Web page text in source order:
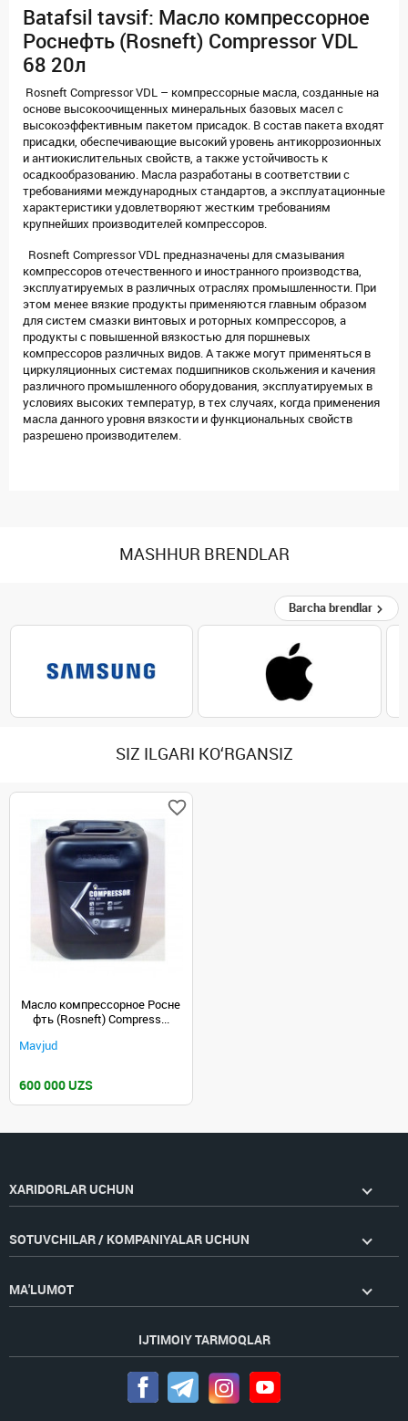
Batafsil tavsif: Масло компрессорное
Роснефть (Rosneft) Compressor VDL
68 20л
Rosneft Compressor VDL – компрессорные масла, созданные на
основе высокоочищенных минеральных базовых масел с
высокоэффективным пакетом присадок. В состав пакета входят
присадки, обеспечивающие высокий уровень антикоррозионных
и антиокислительных свойств, а также устойчивость к
осадкообразованию. Масла разработаны в соответствии с
требованиями международных стандартов, а эксплуатационные
характеристики удовлетворяют жестким требованиям
крупнейших производителей компрессоров.
Rosneft Compressor VDL предназначены для смазывания
компрессоров отечественного и иностранного производства,
эксплуатируемых в различных отраслях промышленности. При
этом менее вязкие продукты применяются главным образом
для систем смазки винтовых и роторных компрессоров, а
продукты с повышенной вязкостью для поршневых
компрессоров различных видов. А также могут применяться в
циркуляционных системах подшипников скольжения и качения
различного промышленного оборудования, эксплуатируемых в
условиях высоких температур, в тех случаях, когда применения
масла данного уровня вязкости и функциональных свойств
разрешено производителем.
MASHHUR BRENDLAR
Barcha brendlar
SIZ ILGARI KO‘RGANSIZ
Масло компрессорное Росне
фть (Rosneft) Compress...
Mavjud
600 000 UZS
XARIDORLAR UCHUN
SOTUVCHILAR / KOMPANIYALAR UCHUN
MA'LUMOT
IJTIMOIY TARMOQLAR